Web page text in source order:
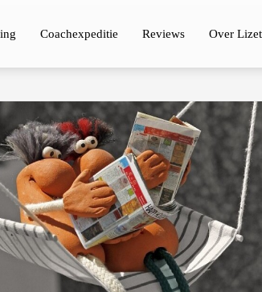
Coachexpeditie Reviews Over Lizet